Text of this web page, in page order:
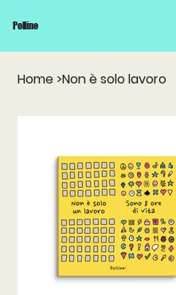
Polline
Home >Non è solo lavoro